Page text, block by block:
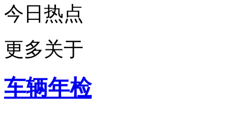
今日热点
更多关于
车辆年检